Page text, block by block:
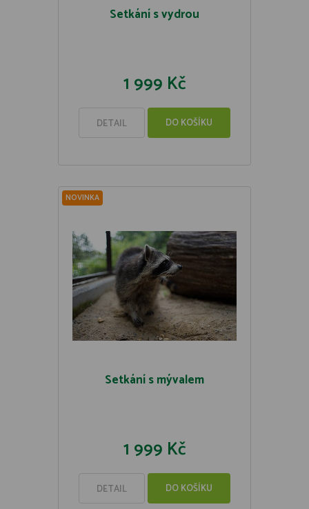
Setkání s vydrou
1 999 Kč
DETAIL DO KOŠÍKU
NOVINKA
Setkání s mývalem
1 999 Kč
DETAIL DO KOŠÍKU